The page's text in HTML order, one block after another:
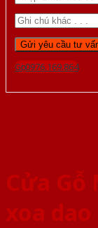
Gọi 0976.169.864
Cửa Gỗ
xoa dao